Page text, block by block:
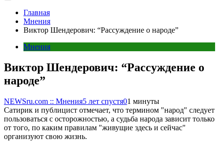
Главная
Мнения
Виктор Шендерович: “Рассуждение о народе”
Мнения
Виктор Шендерович: “Рассуждение о
народе”
NEWSru.com :: Мнения5 лет спустя01 минуты
Сатирик и публицист отмечает, что термином "народ" следует
пользоваться с осторожностью, а судьба народа зависит только
от того, по каким правилам "живущие здесь и сейчас"
организуют свою жизнь.